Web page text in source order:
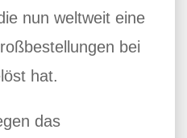
nun weltweit eine
bei
hat.
das